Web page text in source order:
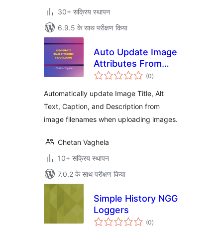
30+ सक्रिय स्थापन
6.9.5 के साथ परीक्षण किया
Auto Update Image
Attributes From
Filename
(0कुल
दर)
Automatically update Image Title, Alt
Text, Caption, and Description from
image filenames when uploading images.
Chetan Vaghela
10+ सक्रिय स्थापन
7.0.2 के साथ परीक्षण किया
Simple History NGG
Loggers
(0कुल
दर)